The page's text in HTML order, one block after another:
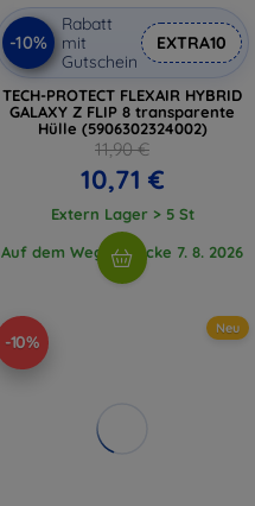
-10%
Rabatt
mit
Gutschein
EXTRA10
TECH-PROTECT FLEXAIR HYBRID
GALAXY Z FLIP 8 transparente
Hülle (5906302324002)
11,90 €
10,71 €
Extern Lager > 5 St
Auf dem Weg 2 Stücke 7. 8. 2026
-10%
Neu